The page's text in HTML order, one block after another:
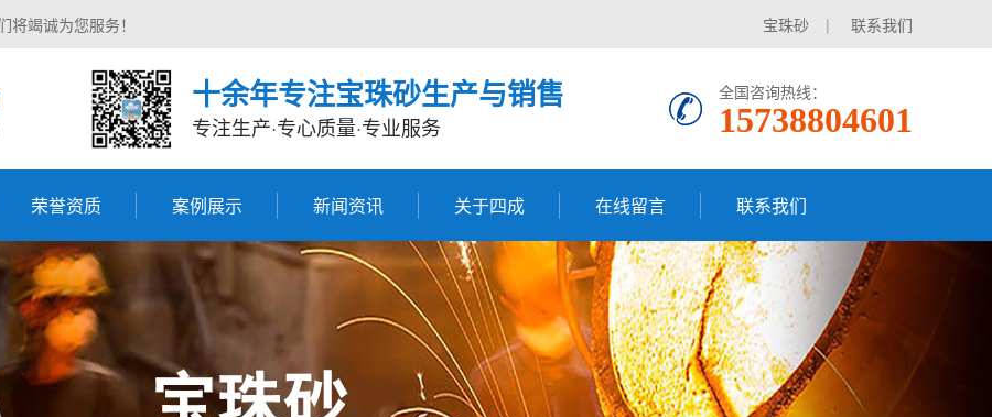
宝珠砂 | 联系我们
竭诚为您服务！
十余年专注宝珠砂生产与销售
专注生产·专心质量·专业服务
全国咨询热线：
15738804601
荣誉资质 案例展示 新闻资讯 关于四成 在线留言 联系我们